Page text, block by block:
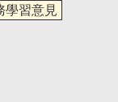
學習意見